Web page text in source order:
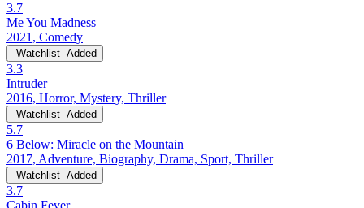
3.7
Me You Madness
2021, Comedy
Watchlist Added
3.3
Intruder
2016, Horror, Mystery, Thriller
Watchlist Added
5.7
6 Below: Miracle on the Mountain
2017, Adventure, Biography, Drama, Sport, Thriller
Watchlist Added
3.7